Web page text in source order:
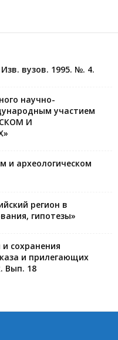
вузов. 1995. №. 4.
научно-
участием
И
и археологическом
регион в
гипотезы»
сохранения
и прилегающих
Вып. 18